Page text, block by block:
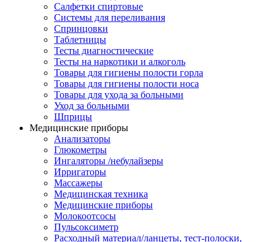
Салфетки спиртовые
Системы для переливания
Спринцовки
Таблетницы
Тесты диагностические
Тесты на наркотики и алкоголь
Товары для гигиены полости горла
Товары для гигиены полости носа
Товары для ухода за больными
Уход за больными
Шприцы
Медицинские приборы
Анализаторы
Глюкометры
Ингаляторы /небулайзеры
Ирригаторы
Массажеры
Медицинская техника
Медицинские приборы
Молокоотсосы
Пульсоксиметр
Расходный материал/ланцеты, тест-полоски,